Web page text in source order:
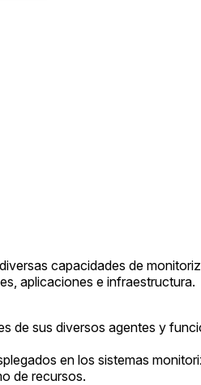
capacidades de
aplicaciones e infraestructura.
sus diversos agentes y
en los sistemas
de recursos.